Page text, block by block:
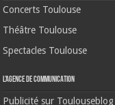
Concerts Toulouse
Théâtre Toulouse
Spectacles Toulouse
L’agence de communication
Publicité sur Toulouseblog